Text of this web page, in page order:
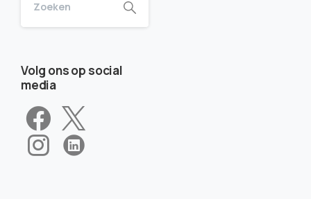
Volg ons op social
media